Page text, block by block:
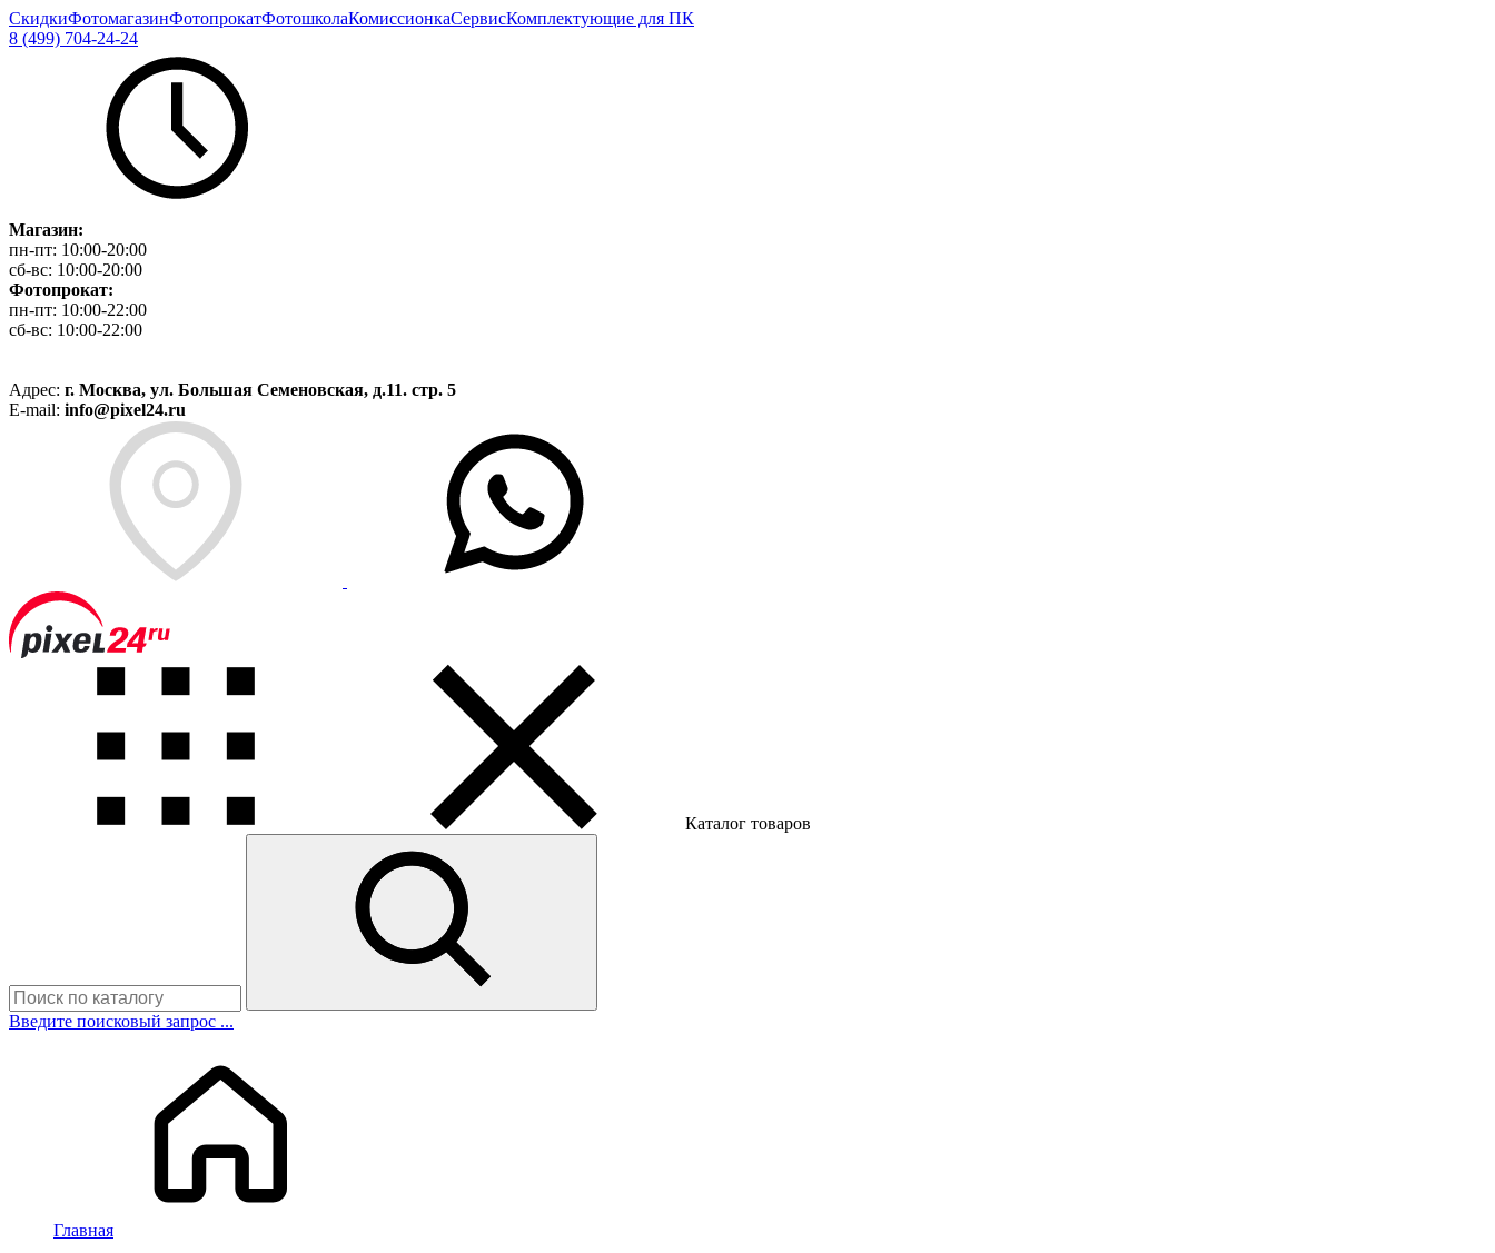
СкидкиФотомагазинФотопрокатФотошколаКомиссионкаСервисКомплектующие для ПК
8 (499) 704-24-24
Магазин:
пн-пт: 10:00-20:00
сб-вс: 10:00-20:00
Фотопрокат:
пн-пт: 10:00-22:00
сб-вс: 10:00-22:00
Адрес: г. Москва, ул. Большая Семеновская, д.11. стр. 5
E-mail: info@pixel24.ru
Каталог товаров
Введите поисковый запрос ...
Главная